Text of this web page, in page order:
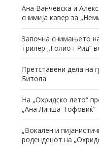
Ана Ванчевска и
снимија кавер за
Започна снимањето
трилер „Голиот Рид“
Претставени дела на
Битола
На „Охридско лето“
„Ана Липша-Тофовиќ“
„Вокален и
роденденот на